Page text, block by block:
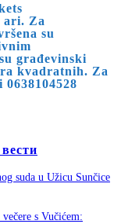
ari. Za
su
građevinski
kvadratnih. Za
suda u Užicu Sunčice
s Vučićem: